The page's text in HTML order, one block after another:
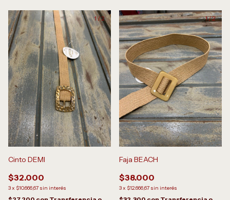
1/2
Cinto DEMI
$32.000
3x $10.666,67 sin interés
1/2
Faja BEACH
$38.000
3x $12.666,67 sin interés